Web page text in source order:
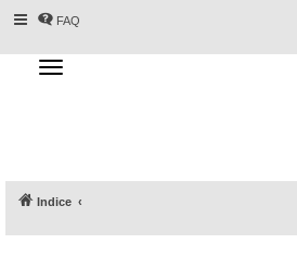
FAQ
T
o
g
a
t
Indice